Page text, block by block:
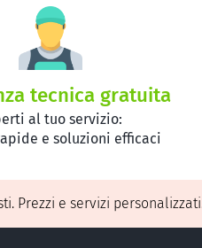
tecnica gratuita
al tuo servizio:
e soluzioni efficaci
Prezzi e servizi